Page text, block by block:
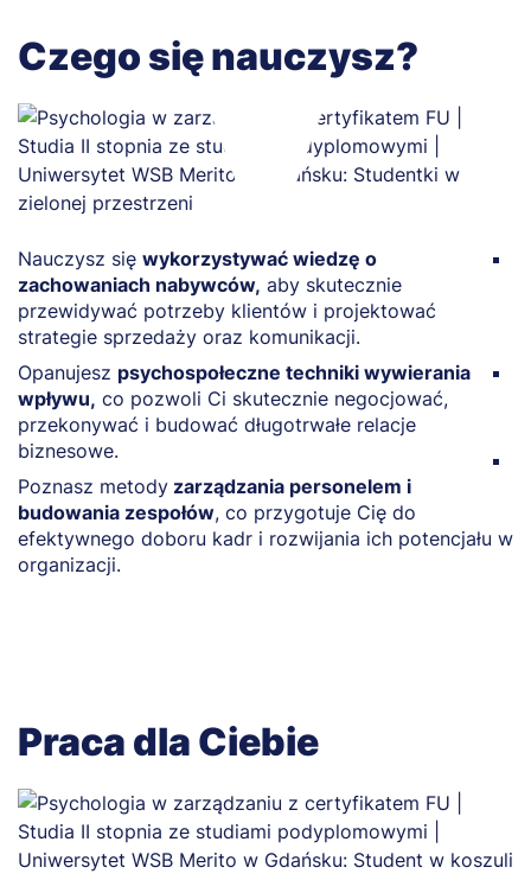
Czego się nauczysz?
Nauczysz się wykorzystywać wiedzę o
zachowaniach nabywców, aby skutecznie
przewidywać potrzeby klientów i projektować
strategie sprzedaży oraz komunikacji.
Opanujesz psychospołeczne techniki wywierania
wpływu, co pozwoli Ci skutecznie negocjować,
przekonywać i budować długotrwałe relacje
biznesowe.
Poznasz metody zarządzania personelem i
budowania zespołów, co przygotuje Cię do
efektywnego doboru kadr i rozwijania ich potencjału w
organizacji.
Praca dla Ciebie